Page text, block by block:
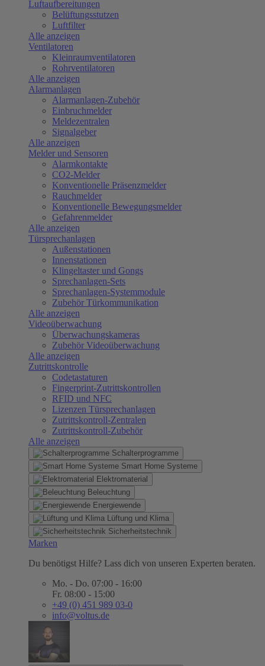
Luftaufbereitungen
Belüftungsstutzen
Luftfilter
Alle anzeigen
Ventilatoren
Kleinraumventilatoren
Rohrventilatoren
Alle anzeigen
Alarmanlagen
Alarmanlagen-Zubehör
Einbruchmelder
Meldezentralen
Signalgeber
Alle anzeigen
Melder und Sensoren
Alarmkontakte
CO2-Melder
Konventionelle Präsenzmelder
Rauchmelder
Konventionelle Bewegungsmelder
Gefahrenmelder
Alle anzeigen
Türsprechanlagen
Außenstationen
Innenstationen
Klingeltaster und Gongs
Sprechanlagen-Sets
Sprechanlagen-Systemmodule
Zubehör Türkommunikation
Alle anzeigen
Videoüberwachung
Überwachungskameras
Zubehör Videoüberwachung
Alle anzeigen
Zutrittskontrolle
Codetastaturen
Fingerprint-Zutrittskontrollen
RFID und NFC
Lizenzen Türsprechanlagen
Zutrittskontroll-Zentralen
Zutrittskontroll-Zubehör
Alle anzeigen
Schalterprogramme
Smart Home Systeme
Elektromaterial
Beleuchtung
Energiewende
Lüftung und Klima
Sicherheitstechnik
Marken
Du benötigst Hilfe? Lass dich von unseren Experten beraten.
Mo. - Do. 07:00 - 16:00
Fr. 08:00 - 15:00
+49 (0) 451 989 03-0
info@voltus.de